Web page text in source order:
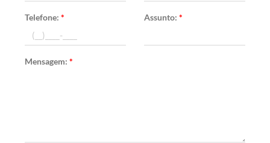
Telefone:* Assunto: *
Mensagem:*